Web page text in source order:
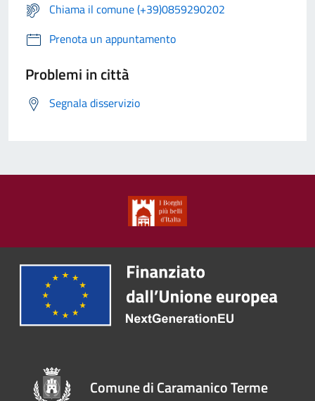
Chiama il comune (+39)0859290202
Prenota un appuntamento
Problemi in città
Segnala disservizio
Comune di Caramanico Terme